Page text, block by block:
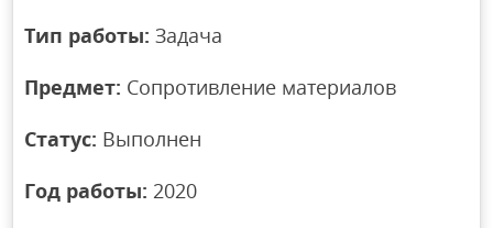
Тип работы: Задача
Предмет: Сопротивление материалов
Статус: Выполнен
Год работы: 2020